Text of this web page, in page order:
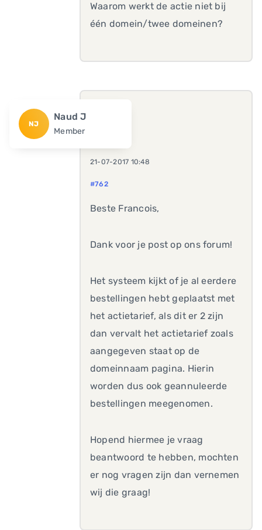
Waarom werkt de actie niet bij
één domein/twee domeinen?
NJ
Naud J
Member
21-07-2017 10:48
#762
Beste Francois,
Dank voor je post op ons forum!
Het systeem kijkt of je al eerdere
bestellingen hebt geplaatst met
het actietarief, als dit er 2 zijn
dan vervalt het actietarief zoals
aangegeven staat op de
domeinnaam pagina. Hierin
worden dus ook geannuleerde
bestellingen meegenomen.
Hopend hiermee je vraag
beantwoord te hebben, mochten
er nog vragen zijn dan vernemen
wij die graag!